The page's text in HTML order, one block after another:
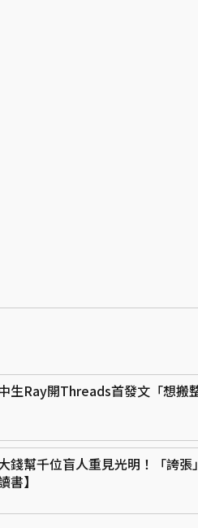
生Ray開Threads首發文「想搬
錢幫千位盲人重見光明！「誇
書】